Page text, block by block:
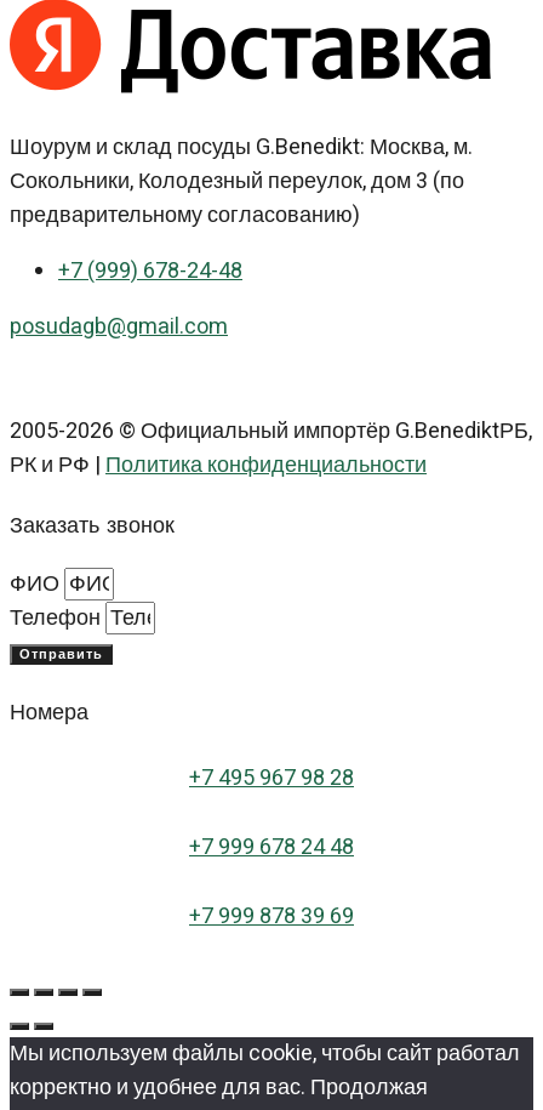
Шоурум и склад посуды G.Benedikt: Москва, м.
Сокольники, Колодезный переулок, дом 3 (по
предварительному согласованию)
+7 (999) 678-24-48
posudagb@gmail.com
2005-2026 © Официальный импортёр G.BenediktРБ,
РК и РФ |Политика конфиденциальности
Заказать звонок
ФИО
Телефон
Отправить
Номера
+7 495 967 98 28
+7 999 678 24 48
+7 999 878 39 69
Мы используем файлы cookie, чтобы сайт работал
корректно и удобнее для вас. Продолжая